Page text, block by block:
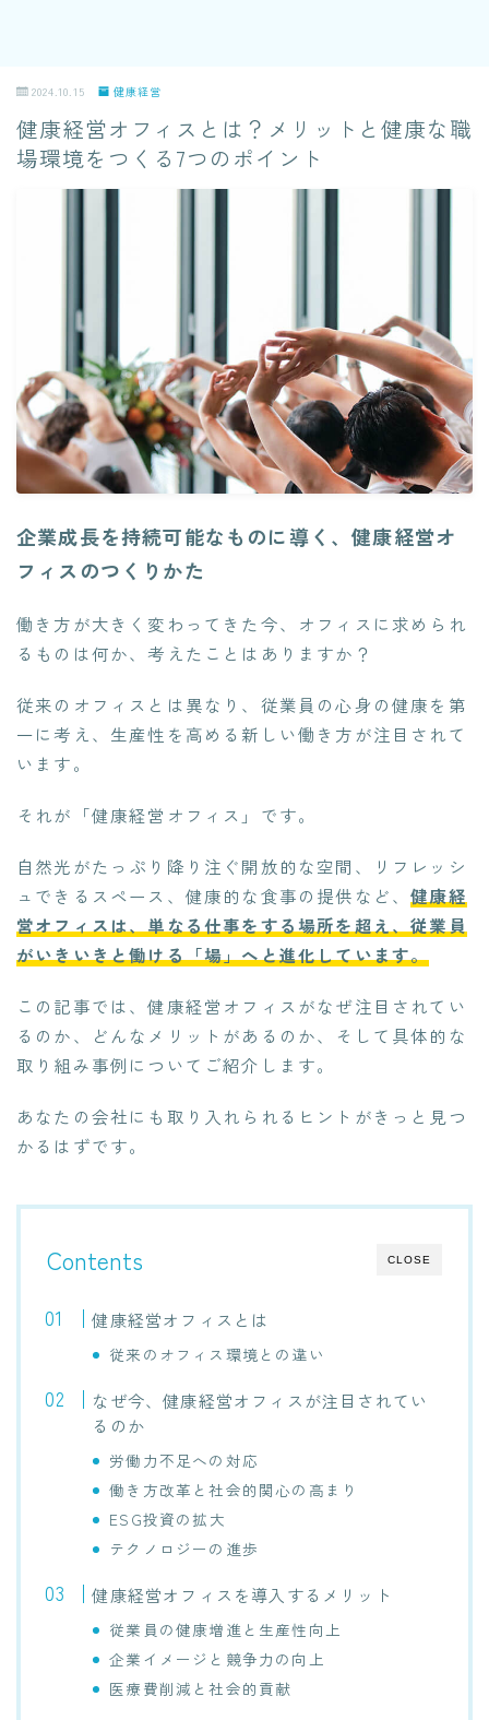
2024.10.15 健康経営
健康経営オフィスとは？メリットと健康な職
場環境をつくる7つのポイント
企業成長を持続可能なものに導く、健康経営オ
フィスのつくりかた
働き方が大きく変わってきた今、オフィスに求められ
るものは何か、考えたことはありますか？
従来のオフィスとは異なり、従業員の心身の健康を第
一に考え、生産性を高める新しい働き方が注目されて
います。
それが「健康経営オフィス」です。
自然光がたっぷり降り注ぐ開放的な空間、リフレッシ
ュできるスペース、健康的な食事の提供など、健康経
営オフィスは、単なる仕事をする場所を超え、従業員
がいきいきと働ける「場」へと進化しています。
この記事では、健康経営オフィスがなぜ注目されてい
るのか、どんなメリットがあるのか、そして具体的な
取り組み事例についてご紹介します。
あなたの会社にも取り入れられるヒントがきっと見つ
かるはずです。
CLOSE
Contents
健康経営オフィスとは
従来のオフィス環境との違い
なぜ今、健康経営オフィスが注目されてい
るのか
労働力不足への対応
働き方改革と社会的関心の高まり
ESG投資の拡大
テクノロジーの進歩
健康経営オフィスを導入するメリット
従業員の健康増進と生産性向上
企業イメージと競争力の向上
医療費削減と社会的貢献